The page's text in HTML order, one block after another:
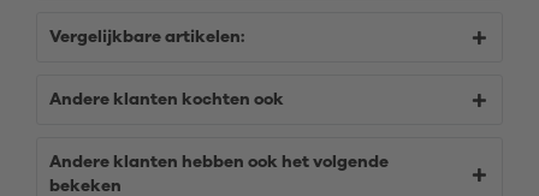
Vergelijkbare artikelen:
Andere klanten kochten ook
Andere klanten hebben ook het volgende
bekeken